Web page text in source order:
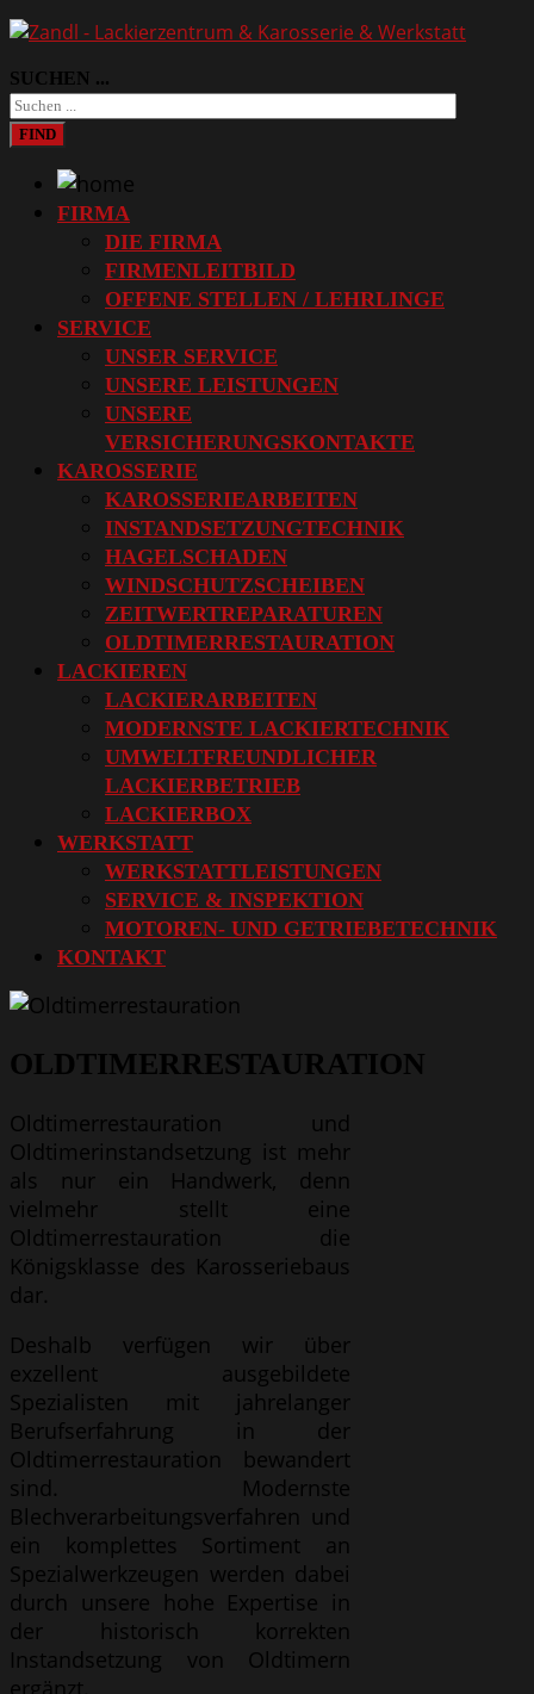
SUCHEN ...
FIND
FIRMA
DIE FIRMA
FIRMENLEITBILD
OFFENE STELLEN / LEHRLINGE
SERVICE
UNSER SERVICE
UNSERE LEISTUNGEN
UNSERE
VERSICHERUNGSKONTAKTE
KAROSSERIE
KAROSSERIEARBEITEN
INSTANDSETZUNGTECHNIK
HAGELSCHADEN
WINDSCHUTZSCHEIBEN
ZEITWERTREPARATUREN
OLDTIMERRESTAURATION
LACKIEREN
LACKIERARBEITEN
MODERNSTE LACKIERTECHNIK
UMWELTFREUNDLICHER
LACKIERBETRIEB
LACKIERBOX
WERKSTATT
WERKSTATTLEISTUNGEN
SERVICE & INSPEKTION
MOTOREN- UND GETRIEBETECHNIK
KONTAKT
OLDTIMERRESTAURATION
Oldtimerrestauration und
Oldtimerinstandsetzung ist mehr
als nur ein Handwerk, denn
vielmehr stellt eine
Oldtimerrestauration die
Königsklasse des Karosseriebaus
dar.
Deshalb verfügen wir über
exzellent ausgebildete
Spezialisten mit jahrelanger
Berufserfahrung in der
Oldtimerrestauration bewandert
sind. Modernste
Blechverarbeitungsverfahren und
ein komplettes Sortiment an
Spezialwerkzeugen werden dabei
durch unsere hohe Expertise in
der historisch korrekten
Instandsetzung von Oldtimern
ergänzt.